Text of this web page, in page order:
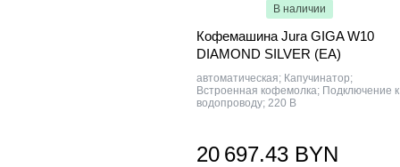
В наличии
Кофемашина Jura GIGA W10
DIAMOND SILVER (EA)
автоматическая; Капучинатор;
Встроенная кофемолка; Подключение к
водопроводу; 220 В
20 697.43 BYN